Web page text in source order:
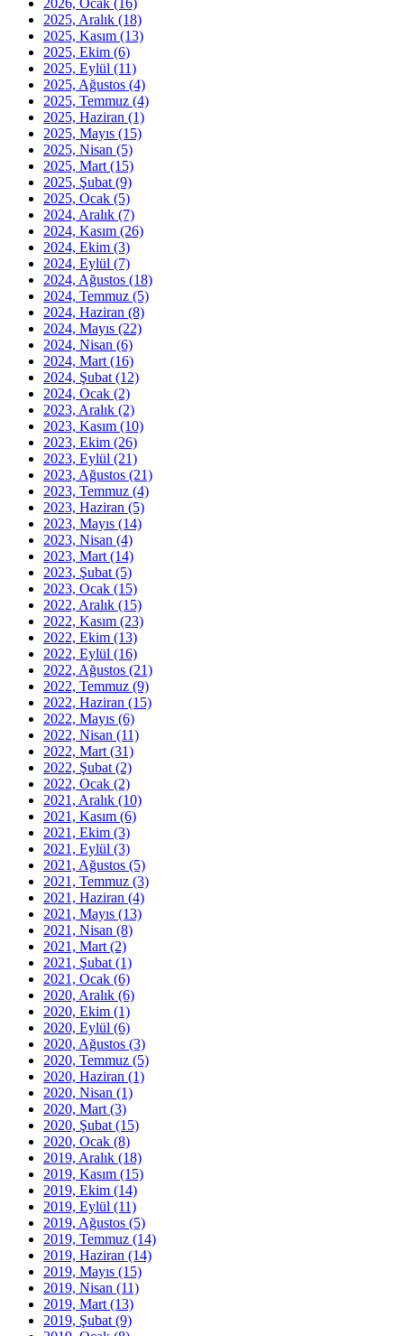
2026, Ocak (16)
2025, Aralık (18)
2025, Kasım (13)
2025, Ekim (6)
2025, Eylül (11)
2025, Ağustos (4)
2025, Temmuz (4)
2025, Haziran (1)
2025, Mayıs (15)
2025, Nisan (5)
2025, Mart (15)
2025, Şubat (9)
2025, Ocak (5)
2024, Aralık (7)
2024, Kasım (26)
2024, Ekim (3)
2024, Eylül (7)
2024, Ağustos (18)
2024, Temmuz (5)
2024, Haziran (8)
2024, Mayıs (22)
2024, Nisan (6)
2024, Mart (16)
2024, Şubat (12)
2024, Ocak (2)
2023, Aralık (2)
2023, Kasım (10)
2023, Ekim (26)
2023, Eylül (21)
2023, Ağustos (21)
2023, Temmuz (4)
2023, Haziran (5)
2023, Mayıs (14)
2023, Nisan (4)
2023, Mart (14)
2023, Şubat (5)
2023, Ocak (15)
2022, Aralık (15)
2022, Kasım (23)
2022, Ekim (13)
2022, Eylül (16)
2022, Ağustos (21)
2022, Temmuz (9)
2022, Haziran (15)
2022, Mayıs (6)
2022, Nisan (11)
2022, Mart (31)
2022, Şubat (2)
2022, Ocak (2)
2021, Aralık (10)
2021, Kasım (6)
2021, Ekim (3)
2021, Eylül (3)
2021, Ağustos (5)
2021, Temmuz (3)
2021, Haziran (4)
2021, Mayıs (13)
2021, Nisan (8)
2021, Mart (2)
2021, Şubat (1)
2021, Ocak (6)
2020, Aralık (6)
2020, Ekim (1)
2020, Eylül (6)
2020, Ağustos (3)
2020, Temmuz (5)
2020, Haziran (1)
2020, Nisan (1)
2020, Mart (3)
2020, Şubat (15)
2020, Ocak (8)
2019, Aralık (18)
2019, Kasım (15)
2019, Ekim (14)
2019, Eylül (11)
2019, Ağustos (5)
2019, Temmuz (14)
2019, Haziran (14)
2019, Mayıs (15)
2019, Nisan (11)
2019, Mart (13)
2019, Şubat (9)